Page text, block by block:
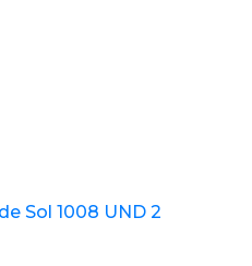
Sol 1008 UND 2